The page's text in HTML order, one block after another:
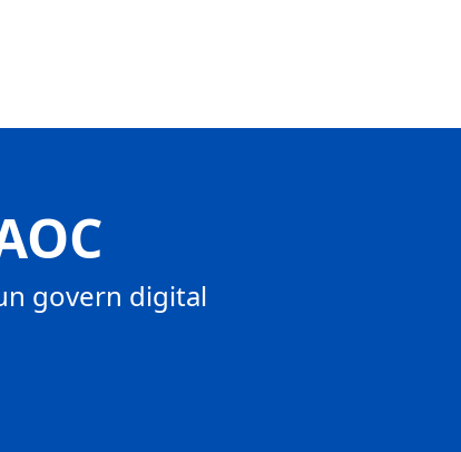
govern digital